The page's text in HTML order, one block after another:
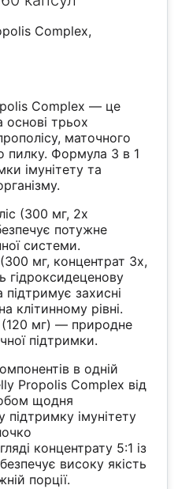
Complex,
Complex — це
основі трьох
маточного
пилку. Формула 3 в 1
імунітету та
(300 мг, 2x
потужне
системи.
мг, концентрат 3x,
гідроксидеценову
захисні
клітинному рівні.
мг) — природне
підтримки.
в одній
Propolis Complex від
щодня
імунітету
концентрату 5:1 із
високу якість
порції.